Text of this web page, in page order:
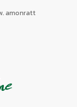
amonratt